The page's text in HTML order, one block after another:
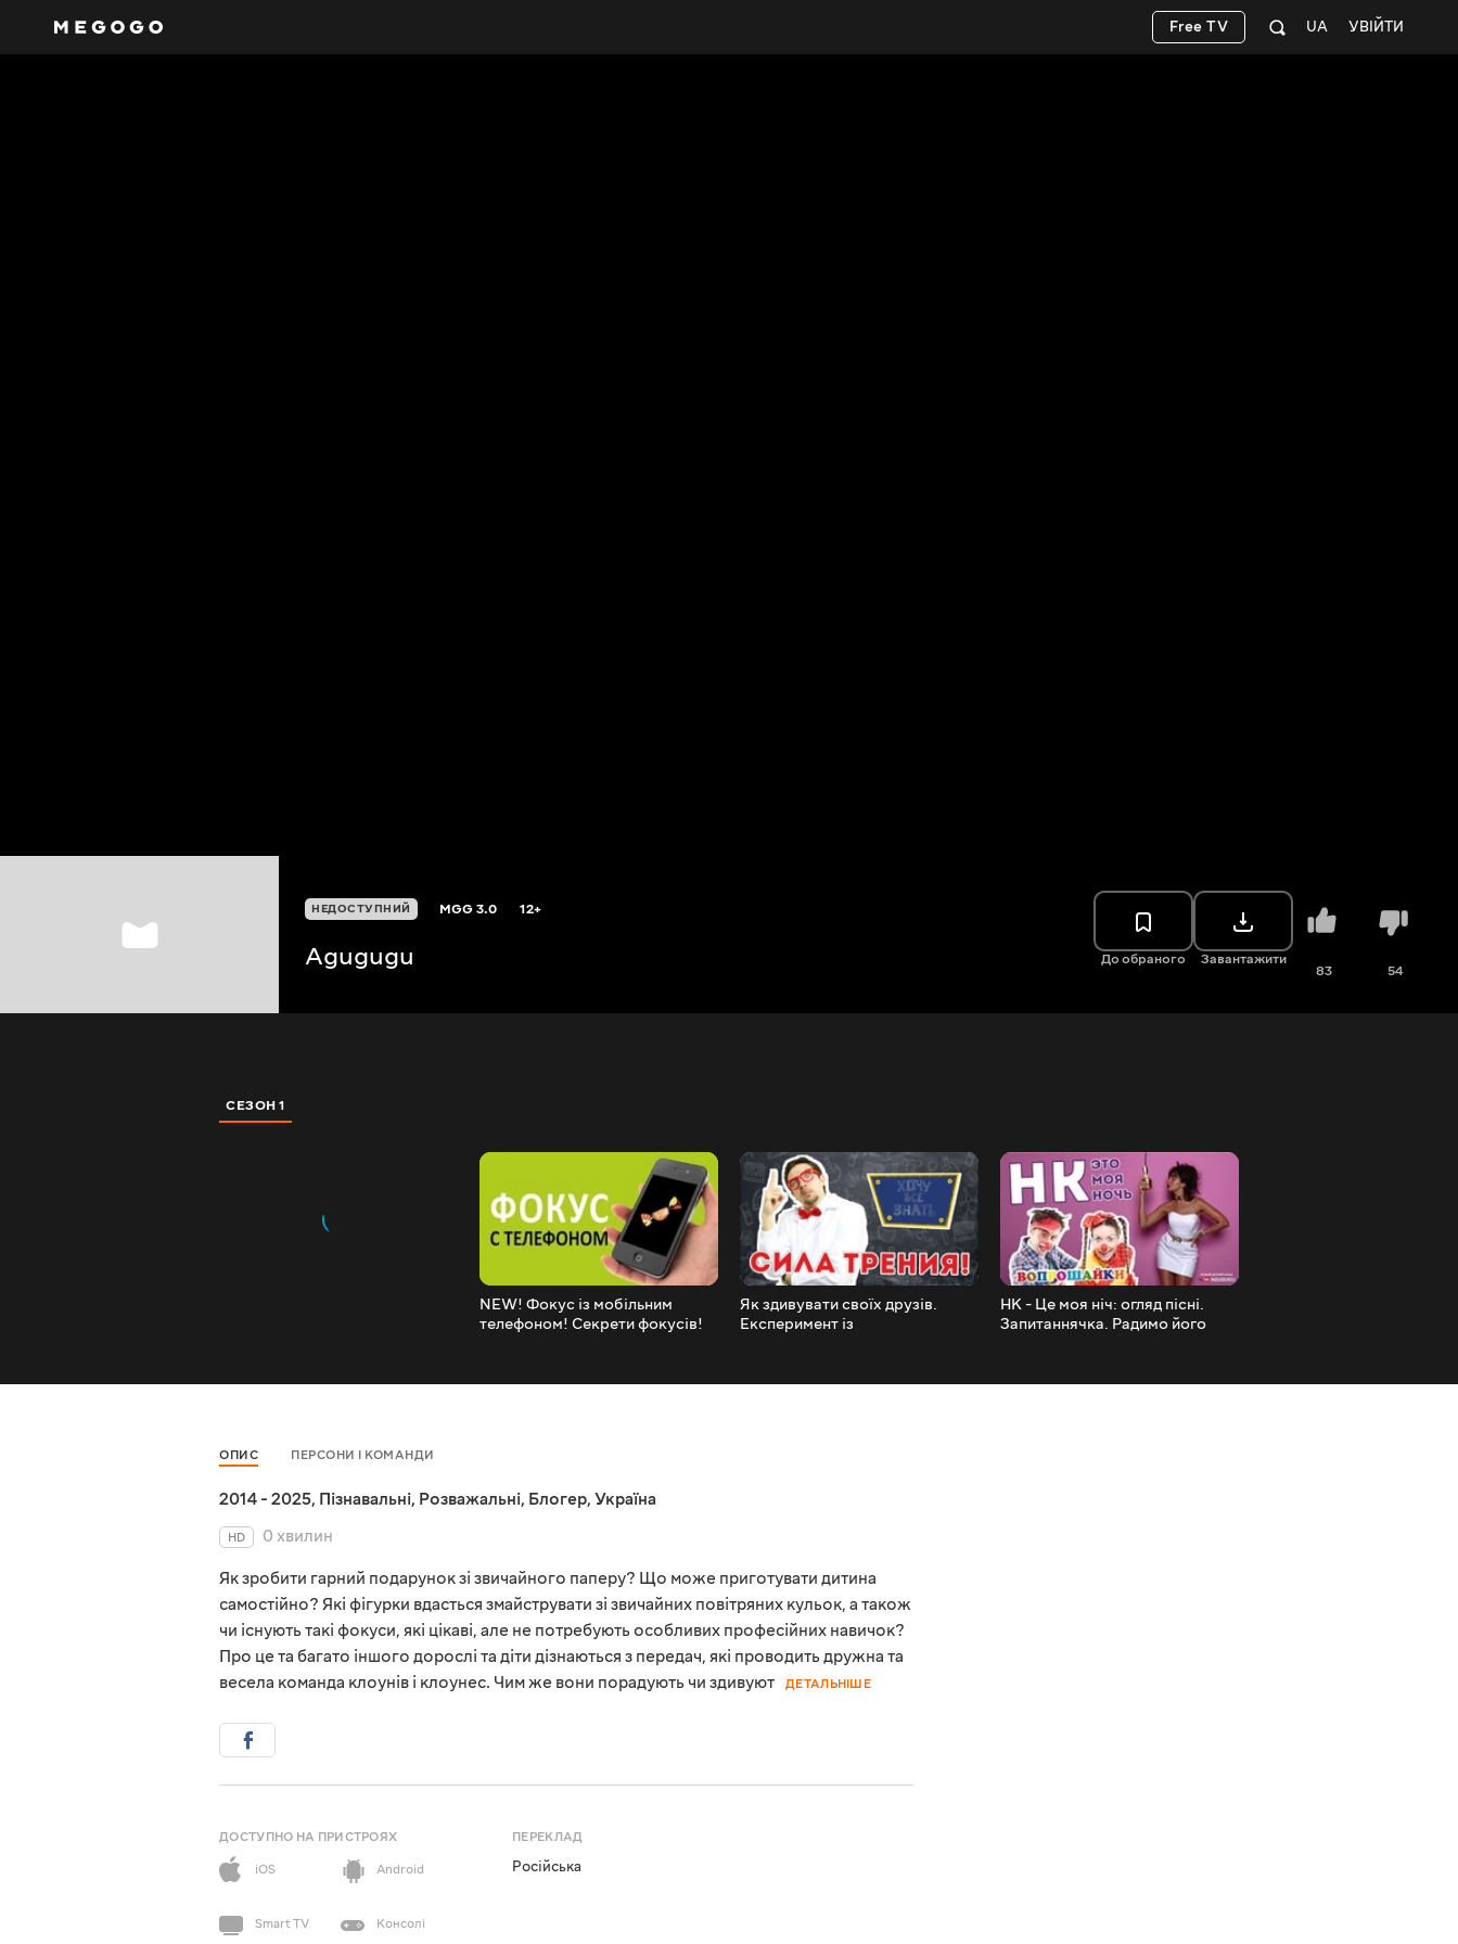
УВІЙТИ
UA
Free TV
НЕДОСТУПНИЙ MGG3.0 12+
Agugugu До обраного Завантажити
83 54
СЕЗОН 1
NEW! Фокус із мобільним
телефоном! Секрети фокусів!
Як здивувати своїх друзів.
Експеримент із
НК - Це моя ніч: огляд пісні.
Запитаннячка. Радимо його
ОПИС ПЕРСОНИ І КОМАНДИ
2014 - 2025, Пізнавальні, Розважальні, Блогер, Україна
HD
0 хвилин
Як зробити гарний подарунок зі звичайного паперу? Що може приготувати дитина
самостійно? Які фігурки вдасться змайструвати зі звичайних повітряних кульок, а також
чи існують такі фокуси, які цікаві, але не потребують особливих професійних навичок?
Про це та багато іншого дорослі та діти дізнаються з передач, які проводить дружна та
весела команда клоунів і клоунес. Чим же вони порадують чи здивуют
ДЕТАЛЬНІШЕ
ДОСТУПНО НА ПРИСТРОЯХ
iOS
Android
Smart TV Консолі
ПЕРЕКЛАД
Російська